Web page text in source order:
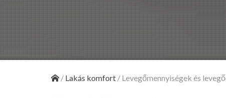
/ Lakás komfort / Levegőmennyiségek és